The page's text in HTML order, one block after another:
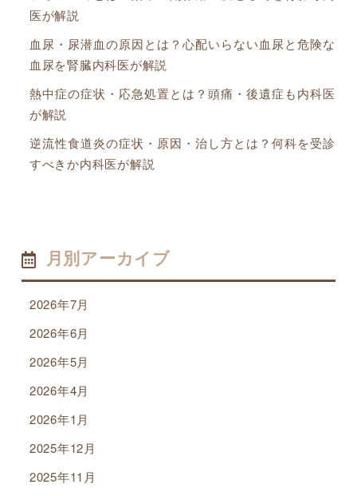
医が解説
血尿・尿潜血の原因とは？心配いらない血尿と危険な
血尿を腎臓内科医が解説
熱中症の症状・応急処置とは？頭痛・後遺症も内科医
が解説
逆流性食道炎の症状・原因・治し方とは？何科を受診
すべきか内科医が解説
月別アーカイブ
2026年7月
2026年6月
2026年5月
2026年4月
2026年1月
2025年12月
2025年11月